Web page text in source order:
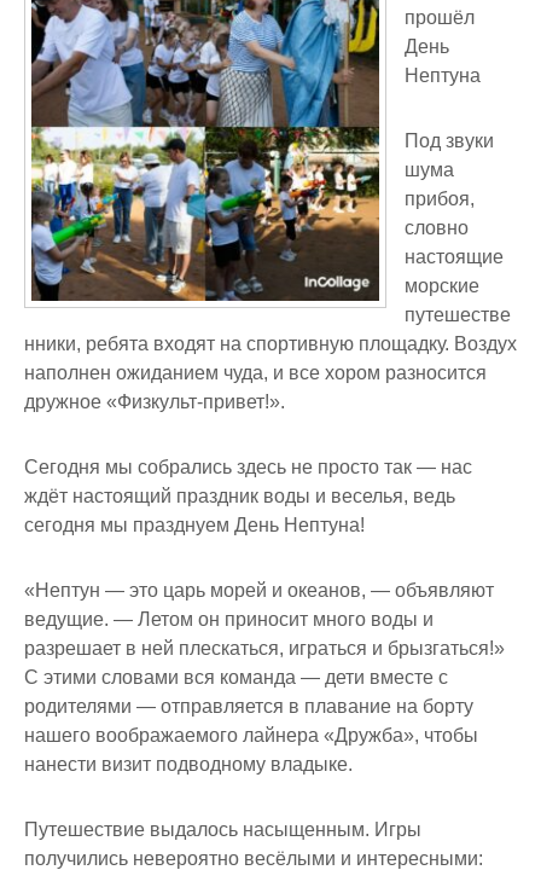
прошёл
День
Нептуна
Под звуки
шума
прибоя,
словно
настоящие
морские
путешестве
нники, ребята входят на спортивную площадку. Воздух
наполнен ожиданием чуда, и все хором разносится
дружное «Физкульт-привет!».
Сегодня мы собрались здесь не просто так — нас
ждёт настоящий праздник воды и веселья, ведь
сегодня мы празднуем День Нептуна!
«Нептун — это царь морей и океанов, — объявляют
ведущие. — Летом он приносит много воды и
разрешает в ней плескаться, играться и брызгаться!»
С этими словами вся команда — дети вместе с
родителями — отправляется в плавание на борту
нашего воображаемого лайнера «Дружба», чтобы
нанести визит подводному владыке.
Путешествие выдалось насыщенным. Игры
получились невероятно весёлыми и интересными: